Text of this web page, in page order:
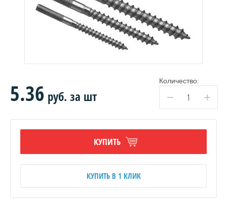
5.36 руб. за шт
Количество:
− +
КУПИТЬ
КУПИТЬ В 1 КЛИК